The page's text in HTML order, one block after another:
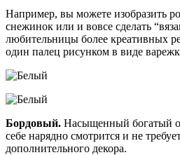
Например, вы можете изобразить
снежинок или и вовсе сделать
любительницы более креативных
один палец рисунком в виде
Бордовый. Насыщенный богатый
себе нарядно смотрится и не
дополнительного декора.